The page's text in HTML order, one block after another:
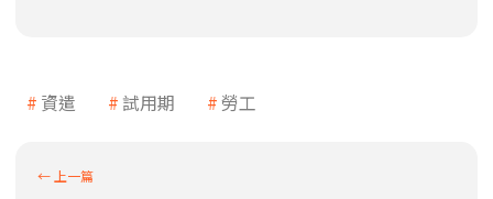
資遣 試用期 勞工